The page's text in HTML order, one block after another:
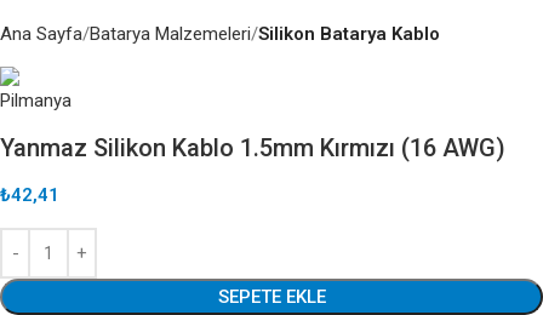
Ana Sayfa Batarya Malzemeleri Silikon Batarya Kablo
Yanmaz Silikon Kablo 1.5mm Kırmızı (16 AWG)
₺42,41
SEPETE EKLE